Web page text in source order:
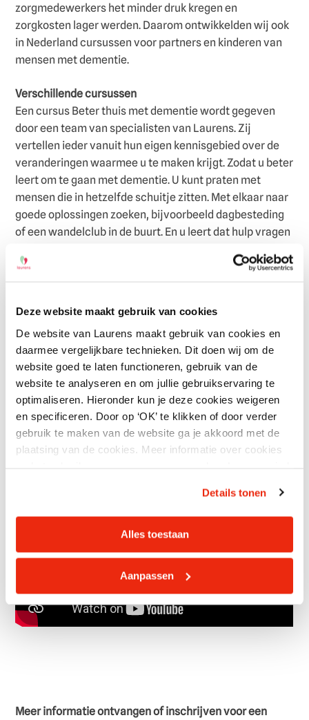
Deze website maakt gebruik van cookies
De website van Laurens maakt gebruik van cookies en
daarmee vergelijkbare technieken. Dit doen wij om de
website goed te laten functioneren, gebruik van de
website te analyseren en om jullie gebruikservaring te
optimaliseren. Hieronder kun je deze cookies weigeren
en specificeren. Door op ‘OK’ te klikken of door verder
gebruik te maken van de website ga je akkoord met de
plaatsing van de cookies. Meer informatie over cookies
Details tonen
Alles toestaan
Aanpassen
zorgmedewerkers het minder druk kregen en
zorgkosten lager werden. Daarom ontwikkelden wij ook
in Nederland cursussen voor partners en kinderen van
mensen met dementie.
Verschillende cursussen
Een cursus Beter thuis met dementie wordt gegeven
door een team van specialisten van Laurens. Zij
vertellen ieder vanuit hun eigen kennisgebied over de
veranderingen waarmee u te maken krijgt. Zodat u beter
leert om te gaan met dementie. U kunt praten met
mensen die in hetzelfde schuitje zitten. Met elkaar naar
goede oplossingen zoeken, bijvoorbeeld dagbesteding
of een wandelclub in de buurt. En u leert dat hulp vragen
met en zorgen voor iemand met dementie.
Een avondcursus voor kinderen en hun ouders met
dementie. Daarin leren kinderen van mensen met
dementie wat hen te wachten staat. En hoe ze
daarmee om kunnen gaan.
Een avondcursus voor mensen met dementie en hun
familie. Daarin leren familieleden hoe zij samen de
zorg voor de dementerende op zich kunnen nemen.
Meer informatie ontvangen of inschrijven voor een